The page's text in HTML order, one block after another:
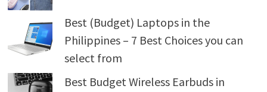
Best (Budget) Laptops in the
Philippines – 7 Best Choices you can
select from
Best Budget Wireless Earbuds in